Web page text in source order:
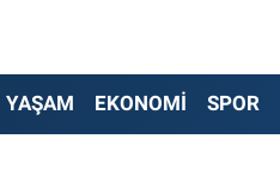
YAŞAM EKONOMİ SPOR